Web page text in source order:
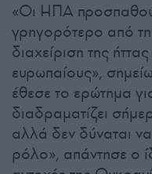
«Οι ΗΠΑ
γρηγορότερο από
διαχείριση της
ευρωπαίους»,
έθεσε το ερώτημα
διαδραματίζει
αλλά δεν δύναται
ρόλο», απάντησε ο